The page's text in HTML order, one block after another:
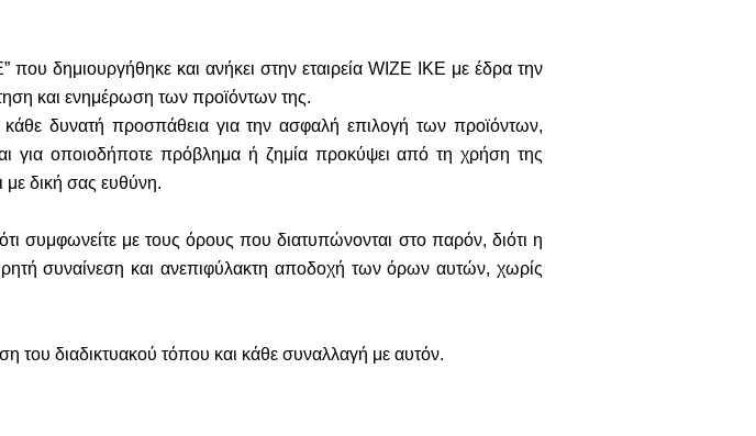
δημιουργήθηκε και ανήκει στην εταιρεία WIZE IKE με έδρα την
και ενημέρωση των προϊόντων της.
δυνατή προσπάθεια για την ασφαλή επιλογή των προϊόντων,
για οποιοδήποτε πρόβλημα ή ζημία προκύψει από τη χρήση της
δική σας ευθύνη.
συμφωνείτε με τους όρους που διατυπώνονται στο παρόν, διότι η
συναίνεση και ανεπιφύλακτη αποδοχή των όρων αυτών, χωρίς
του διαδικτυακού τόπου και κάθε συναλλαγή με αυτόν.